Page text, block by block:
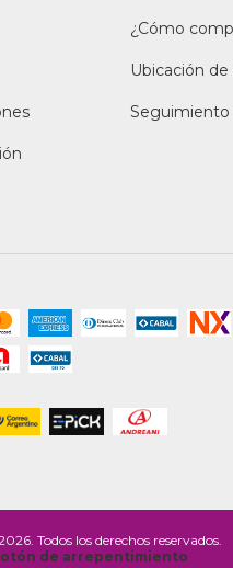
¿Cómo
Ubicación
Seguimiento
Todos los derechos reservados.
de arrepentimiento